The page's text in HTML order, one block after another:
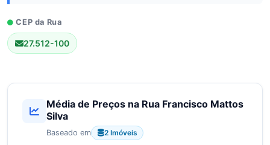
CEP da Rua
27.512-100
Média de Preços na Rua Francisco Mattos
Silva
Baseado em 2 Imóveis